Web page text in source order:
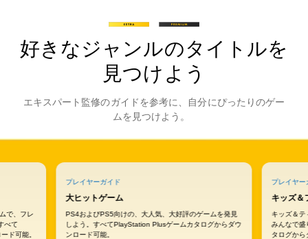
好きなジャンルのタイトルを
見つけよう
エキスパート監修のガイドを参考に、自分にぴったりのゲー
ムを見つけよう。
プレイヤーガイド
大ヒットゲーム
PS4およびPS5向けの、大人気、大好評のゲームを発見
しよう。すべてPlayStation Plusゲームカタログからダウ
ンロード可能。
プレイヤー
キッズ＆
キッズ＆テ
みんなで盛
タログから
で、フレ
べて
ド可能。